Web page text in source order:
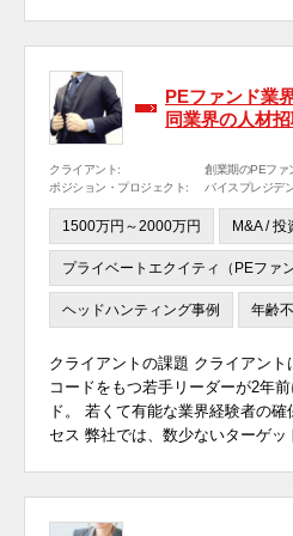
PEファンド業
同業界の人材
クライアント:
創業期のPEファ
ポジション・プロジェクト:
バイスプレジデ
1500万円～2000万円 M&A /
プライベートエクイティ（PEファン
ヘッドハンティング事例 年齢
クライアントの課題 クライアン
コードをもつ若手リーダーが2年
ド。 若くて有能な業界経験者の
セス 弊社では、数少ないターゲ